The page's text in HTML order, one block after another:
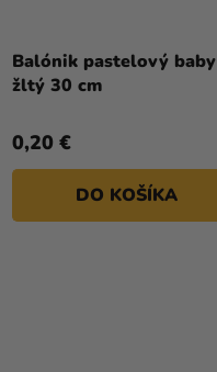
Balónik pastelový baby
žltý 30 cm
0,20 €
DO KOŠÍKA